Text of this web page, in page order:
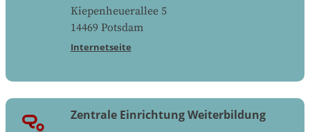
Kiepenheuerallee 5
14469 Potsdam
Internetseite
Zentrale Einrichtung Weiterbildung